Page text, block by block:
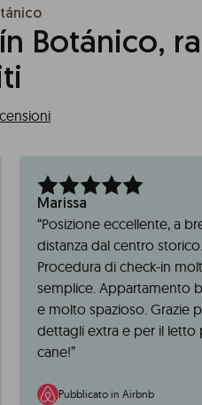
Botánico,
Marissa
“Posizione eccellente, a
distanza dal centro storico.
Procedura di check-in
semplice. Appartamento
e molto spazioso. Grazie
dettagli extra e per il letto
cane!”
Pubblicato in Airbnb